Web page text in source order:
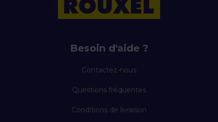
Besoin d'aide ?
Contactez-nous
Questions fréquentes
Conditions de livraison